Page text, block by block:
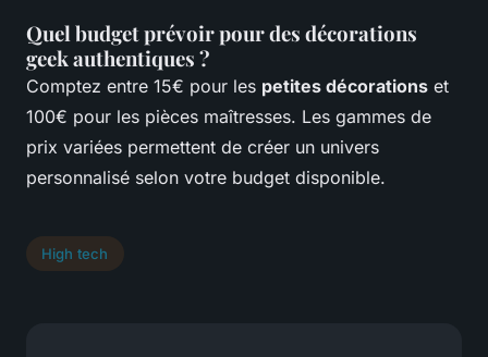
Quel budget prévoir pour des décorations
geek authentiques ?
Comptez entre 15€ pour les petites décorations et
100€ pour les pièces maîtresses. Les gammes de
prix variées permettent de créer un univers
personnalisé selon votre budget disponible.
High tech